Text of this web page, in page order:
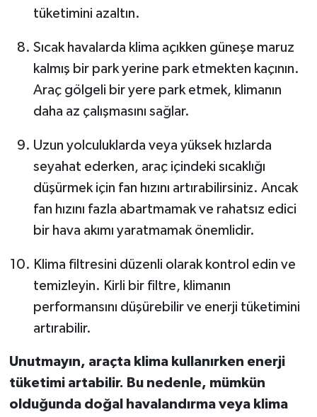
tüketimini azaltın.
Sıcak havalarda klima açıkken güneşe maruz
kalmış bir park yerine park etmekten kaçının.
Araç gölgeli bir yere park etmek, klimanın
daha az çalışmasını sağlar.
Uzun yolculuklarda veya yüksek hızlarda
seyahat ederken, araç içindeki sıcaklığı
düşürmek için fan hızını artırabilirsiniz. Ancak
fan hızını fazla abartmamak ve rahatsız edici
bir hava akımı yaratmamak önemlidir.
Klima filtresini düzenli olarak kontrol edin ve
temizleyin. Kirli bir filtre, klimanın
performansını düşürebilir ve enerji tüketimini
artırabilir.
Unutmayın, araçta klima kullanırken enerji
tüketimi artabilir. Bu nedenle, mümkün
olduğunda doğal havalandırma veya klima